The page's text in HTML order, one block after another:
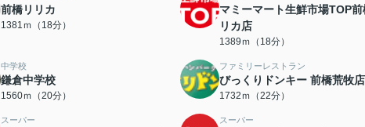
前橋リリカ
1381ｍ（18分）
マミーマート生鮮市場TOP
リカ店
1389ｍ（18分）
中学校
鎌倉中学校
1560ｍ（20分）
ファミリーレストラン
びっくりドンキー 前橋荒牧店
1732ｍ（22分）
スーパー スーパー